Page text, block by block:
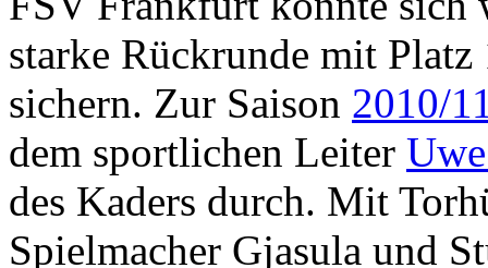
starke Rückrunde mit
sichern. Zur Saison 2010/
dem sportlichen Leiter
des Kaders durch. Mit
Spielmacher Gjasula und